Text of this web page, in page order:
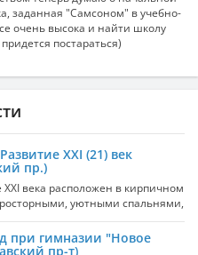
заданная "Самсоном" в учебно-
очень высока и найти школу
постараться)
XXI (21) век
пр.)
века расположен в кирпичном
уютными спальнями,
в соответствии с
особенностями
оборудованием,
при гимназии "Новое
пр-т)